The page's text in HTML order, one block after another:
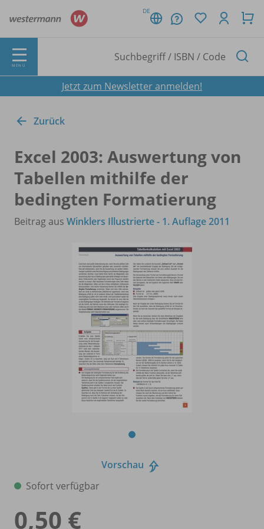
DE
MENÜ
Jetzt zum Newsletter anmelden!
Zurück
Excel 2003: Auswertung von
Tabellen mithilfe der
bedingten Formatierung
Beitrag aus Winklers Illustrierte - 1. Auflage 2011
Vorschau
Sofort verfügbar
0,50 €